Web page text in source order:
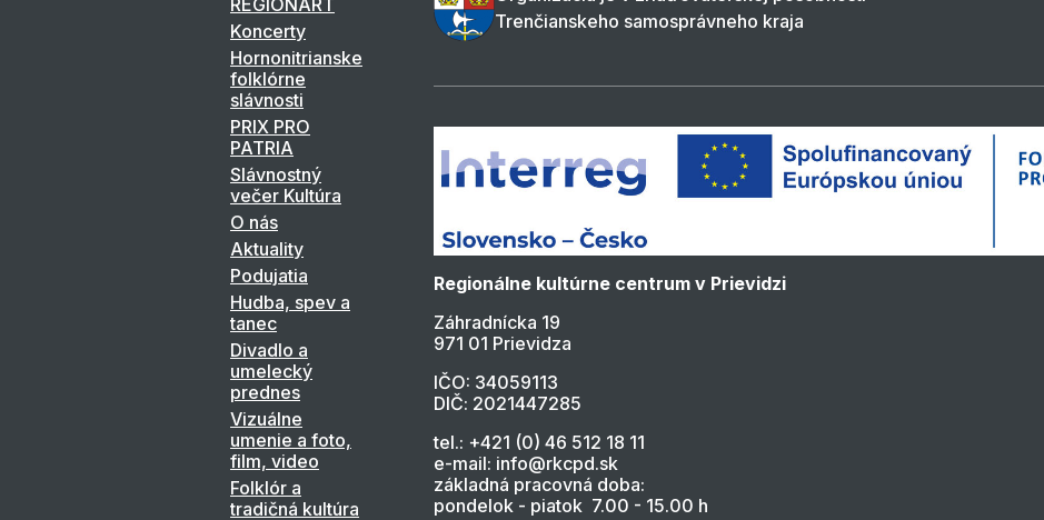
REGIONART
Koncerty
Hornonitrianske
folklórne
slávnosti
PRIX PRO
PATRIA
Slávnostný
večer Kultúra
O nás
Aktuality
Podujatia
Hudba, spev a
tanec
Divadlo a
umelecký
prednes
Vizuálne
umenie a foto,
film, video
Folklór a
tradičná kultúra
Trenčianskeho samosprávneho kraja
Regionálne kultúrne centrum v Prievidzi
Záhradnícka 19
971 01 Prievidza
IČO: 34059113
DIČ: 2021447285
tel.: +421 (0) 46 512 18 11
e-mail: info@rkcpd.sk
základná pracovná doba:
pondelok - piatok 7.00 - 15.00 h